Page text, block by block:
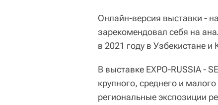
Онлайн-версия выставки -
зарекомендовал себя на
в 2021 году в Узбекистане и
В выставке EXPO-RUSSIA -
крупного, среднего и
региональные экспозиции